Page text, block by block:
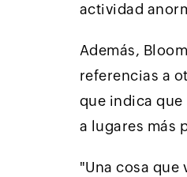
actividad
Además,
referencias a
que indica que
a lugares más
"Una cosa